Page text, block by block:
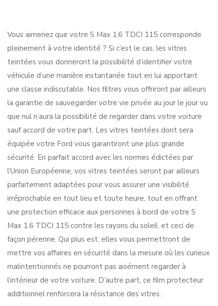
Vous aimeriez que votre S Max 1.6 TDCI 115 corresponde
pleinement à votre identité ? Si c’est le cas, les vitres
teintées vous donneront la possibilité d’identifier votre
véhicule d’une manière instantanée tout en lui apportant
une classe indiscutable. Nos filtres vous offriront par ailleurs
la garantie de sauvegarder votre vie privée au jour le jour vu
que nul n’aura la possibilité de regarder dans votre voiture
sauf accord de votre part. Les vitres teintées dont sera
équipée votre Ford vous garantiront une plus grande
sécurité. En parfait accord avec les normes édictées par
l’Union Européenne, vos vitres teintées seront par ailleurs
parfaitement adaptées pour vous assurer une visibilité
irréprochable en tout lieu et toute heure, tout en offrant
une protection efficace aux personnes à bord de votre S
Max 1.6 TDCI 115 contre les rayons du soleil, et ceci de
façon pérenne. Qui plus est, elles vous permettront de
mettre vos affaires en sécurité dans la mesure où les curieux
malintentionnés ne pourront pas aisément regarder à
l’intérieur de votre voiture. D’autre part, ce film protecteur
additionnel renforcera la résistance des vitres.